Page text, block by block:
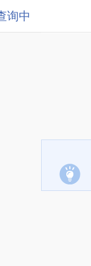
询中